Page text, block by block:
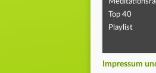
Top 40
Playlist
Impressum